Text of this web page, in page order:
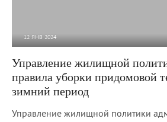
12 ЯНВ 2024
Управление жилищной
правила уборки придомовой
зимний период
Управление жилищной политики